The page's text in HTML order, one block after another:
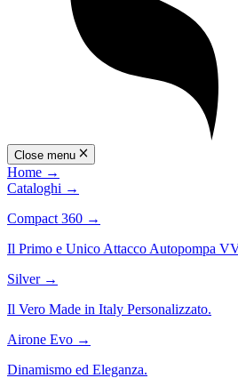
Close menu
Home →
Cataloghi →
Compact 360 →
Il Primo e Unico Attacco Autopompa
Silver →
Il Vero Made in Italy Personalizzato.
Airone Evo →
Dinamismo ed Eleganza.